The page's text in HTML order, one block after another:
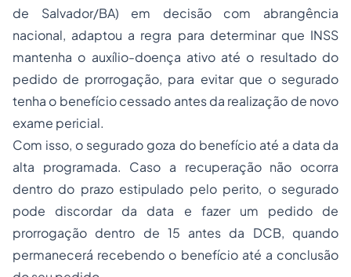
de Salvador/BA) em decisão com abrangência
nacional, adaptou a regra para determinar que INSS
mantenha o auxílio-doença ativo até o resultado do
pedido de prorrogação, para evitar que o segurado
tenha o benefício cessado antes da realização de novo
exame pericial.
Com isso, o segurado goza do benefício até a data da
alta programada. Caso a recuperação não ocorra
dentro do prazo estipulado pelo perito, o segurado
pode discordar da data e fazer um pedido de
prorrogação dentro de 15 antes da DCB, quando
permanecerá recebendo o benefício até a conclusão